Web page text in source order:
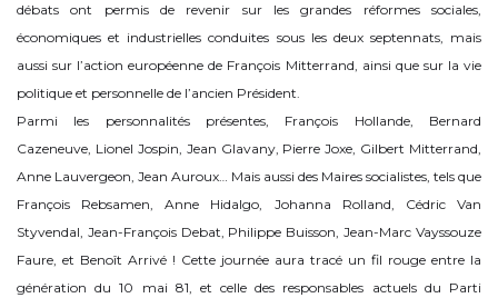
débats ont permis de revenir sur les grandes réformes sociales,
économiques et industrielles conduites sous les deux septennats, mais
aussi sur l’action européenne de François Mitterrand, ainsi que sur la vie
politique et personnelle de l’ancien Président.
Parmi les personnalités présentes, François Hollande, Bernard
Cazeneuve, Lionel Jospin, Jean Glavany, Pierre Joxe, Gilbert Mitterrand,
Anne Lauvergeon, Jean Auroux… Mais aussi des Maires socialistes, tels que
François Rebsamen, Anne Hidalgo, Johanna Rolland, Cédric Van
Styvendal, Jean-François Debat, Philippe Buisson, Jean-Marc Vayssouze
Faure, et Benoît Arrivé ! Cette journée aura tracé un fil rouge entre la
génération du 10 mai 81, et celle des responsables actuels du Parti